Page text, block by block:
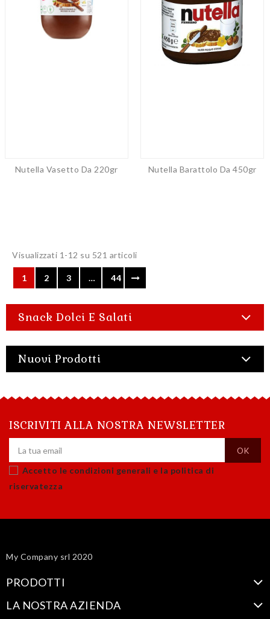
Nutella Vasetto Da 220gr Nutella Barattolo Da 450gr
Visualizzati 1-12 su 521 articoli
1 2 3 … 44
Snack Dolci E Salati
Nuovi Prodotti
ISCRIVITI ALLA NOSTRA NEWSLETTER
Accetto le condizioni generali e la politica di
riservatezza
My Company srl 2020
PRODOTTI
LA NOSTRA AZIENDA